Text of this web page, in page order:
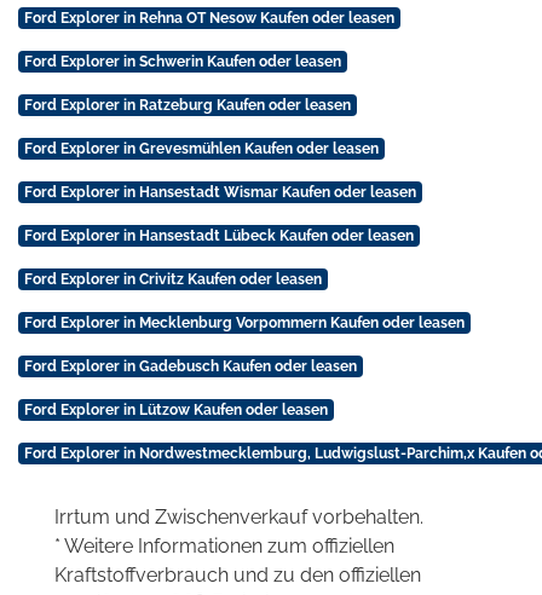
Ford Explorer in Rehna OT Nesow Kaufen oder leasen
Ford Explorer in Schwerin Kaufen oder leasen
Ford Explorer in Ratzeburg Kaufen oder leasen
Ford Explorer in Grevesmühlen Kaufen oder leasen
Ford Explorer in Hansestadt Wismar Kaufen oder leasen
Ford Explorer in Hansestadt Lübeck Kaufen oder leasen
Ford Explorer in Crivitz Kaufen oder leasen
Ford Explorer in Mecklenburg Vorpommern Kaufen oder leasen
Ford Explorer in Gadebusch Kaufen oder leasen
Ford Explorer in Lützow Kaufen oder leasen
Ford Explorer in Nordwestmecklemburg, Ludwigslust-Parchim,x Kaufen
Irrtum und Zwischenverkauf vorbehalten.
* Weitere Informationen zum offiziellen
Kraftstoffverbrauch und zu den offiziellen